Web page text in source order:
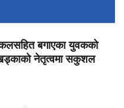
बगाएका युवकको
नेतृत्वमा सकुशल